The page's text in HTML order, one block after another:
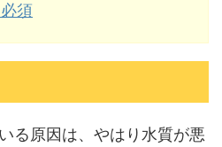
須
る原因は、やはり水質が悪